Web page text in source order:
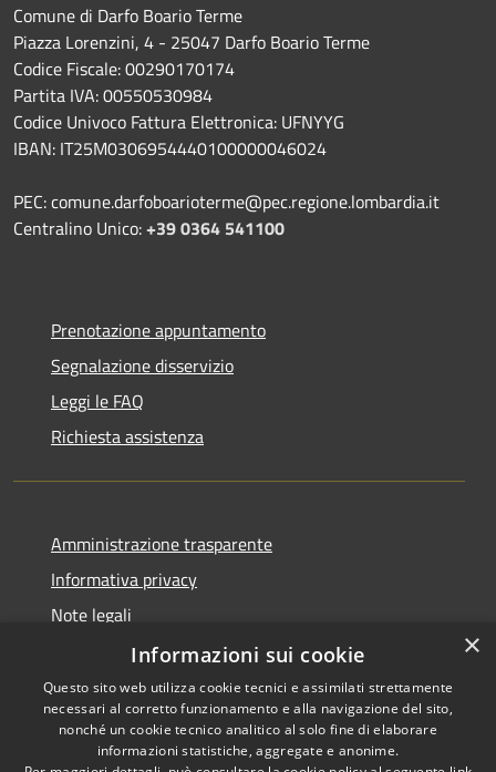
Comune di Darfo Boario Terme
Piazza Lorenzini, 4 - 25047 Darfo Boario Terme
Codice Fiscale: 00290170174
Partita IVA: 00550530984
Codice Univoco Fattura Elettronica: UFNYYG
IBAN: IT25M0306954440100000046024
PEC: comune.darfoboarioterme@pec.regione.lombardia.it
Centralino Unico:+39 0364 541100
Prenotazione appuntamento
Segnalazione disservizio
Leggi le FAQ
Richiesta assistenza
Amministrazione trasparente
Informativa privacy
Note legali
Dichiarazione di accessibilità
RSS Copyright © 2026 • Comune di
×
Informazioni sui cookie
Questo sito web utilizza cookie tecnici e assimilati strettamente
necessari al corretto funzionamento e alla navigazione del sito,
nonché un cookie tecnico analitico al solo fine di elaborare
informazioni statistiche, aggregate e anonime.